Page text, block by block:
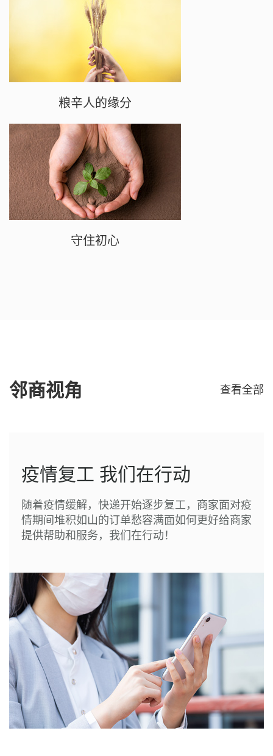
粮辛人的缘分
守住初心
邻商视角 查看全部
疫情复工 我们在行动
随着疫情缓解，快递开始逐步复工，商家面对疫
情期间堆积如山的订单愁容满面如何更好给商家
提供帮助和服务，我们在行动！